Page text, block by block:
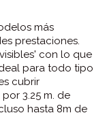
más
prestaciones.
con lo que
para todo tipo
cubrir
3.25 m. de
hasta 8m de